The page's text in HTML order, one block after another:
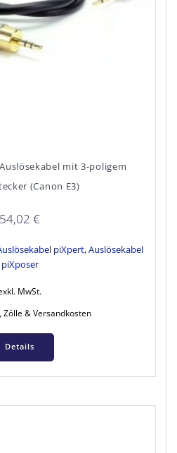
mit 3-poligem
(Canon E3)
54,02 €
piXpert,Auslösekabel
piXposer
MwSt.
Zölle & Versandkosten
Details